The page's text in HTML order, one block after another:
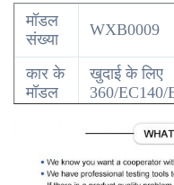
मॉडल
संख्या
WXB0009
कार के
मॉडल
खुदाई के लिए
360/EC140/
एसी कंडीशनर
वोल्टेज
24वी